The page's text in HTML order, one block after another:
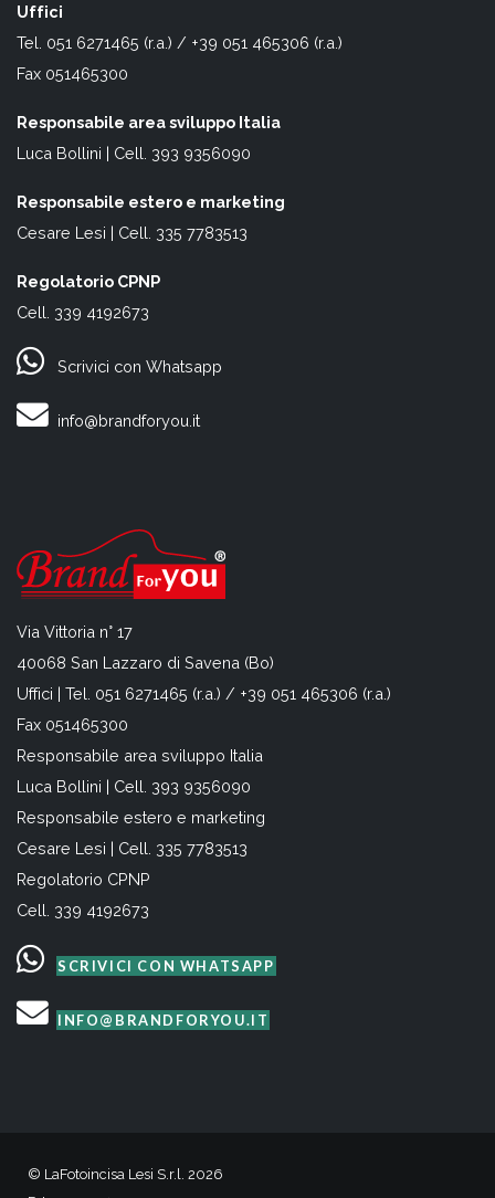
Uffici
Tel. 051 6271465 (r.a.) / +39 051 465306 (r.a.)
Fax 051465300
Responsabile area sviluppo Italia
Luca Bollini | Cell. 393 9356090
Responsabile estero e marketing
Cesare Lesi | Cell. 335 7783513
Regolatorio CPNP
Cell. 339 4192673
Scrivici con Whatsapp
info@brandforyou.it
Via Vittoria n° 17
40068 San Lazzaro di Savena (Bo)
Uffici | Tel. 051 6271465 (r.a.) / +39 051 465306 (r.a.)
Fax 051465300
Responsabile area sviluppo Italia
Luca Bollini | Cell. 393 9356090
Responsabile estero e marketing
Cesare Lesi | Cell. 335 7783513
Regolatorio CPNP
Cell. 339 4192673
SCRIVICI CON WHATSAPP
INFO@BRANDFORYOU.IT
© LaFotoincisa Lesi S.r.l. 2026